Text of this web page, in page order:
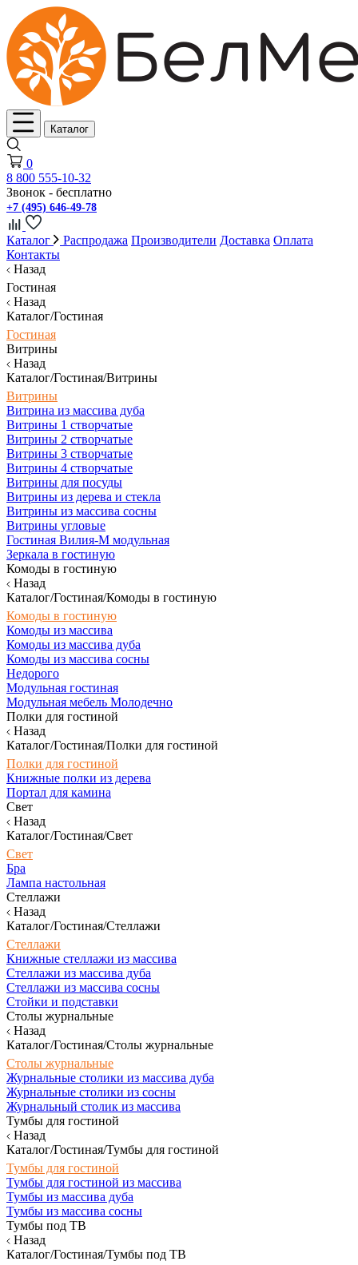
Каталог
0
8 800 555-10-32
Звонок - бесплатно
+7 (495) 646-49-78
Каталог Распродажа Производители Доставка Оплата
Контакты
Назад
Гостиная
Назад
Каталог/Гостиная
Гостиная
Витрины
Назад
Каталог/Гостиная/Витрины
Витрины
Витрина из массива дуба
Витрины 1 створчатые
Витрины 2 створчатые
Витрины 3 створчатые
Витрины 4 створчатые
Витрины для посуды
Витрины из дерева и стекла
Витрины из массива сосны
Витрины угловые
Гостиная Вилия-М модульная
Зеркала в гостиную
Комоды в гостиную
Назад
Каталог/Гостиная/Комоды в гостиную
Комоды в гостиную
Комоды из массива
Комоды из массива дуба
Комоды из массива сосны
Недорого
Модульная гостиная
Модульная мебель Молодечно
Полки для гостиной
Назад
Каталог/Гостиная/Полки для гостиной
Полки для гостиной
Книжные полки из дерева
Портал для камина
Свет
Назад
Каталог/Гостиная/Свет
Свет
Бра
Лампа настольная
Стеллажи
Назад
Каталог/Гостиная/Стеллажи
Стеллажи
Книжные стеллажи из массива
Стеллажи из массива дуба
Стеллажи из массива сосны
Стойки и подставки
Столы журнальные
Назад
Каталог/Гостиная/Столы журнальные
Столы журнальные
Журнальные столики из массива дуба
Журнальные столики из сосны
Журнальный столик из массива
Тумбы для гостиной
Назад
Каталог/Гостиная/Тумбы для гостиной
Тумбы для гостиной
Тумбы для гостиной из массива
Тумбы из массива дуба
Тумбы из массива сосны
Тумбы под ТВ
Назад
Каталог/Гостиная/Тумбы под ТВ